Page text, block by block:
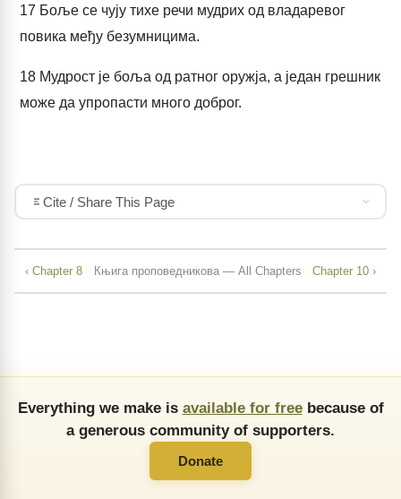
17 Боље се чују тихе речи мудрих од владаревог
повика међу безумницима.
18 Мудрост је боља од ратног оружја, а један грешник
може да упропасти много доброг.
Cite / Share This Page
‹ Chapter 8 Књига проповедникова — All Chapters Chapter 10 ›
Everything we make is available for freebecause of
a generous community of supporters.
Donate